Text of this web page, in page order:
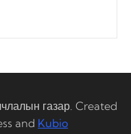
газар. Created
and Kubio